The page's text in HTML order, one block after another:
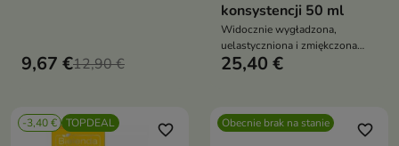
9,67 €12,90 €
konsystencji 50 ml
Widocznie wygładzona,
uelastyczniona i zmiękczona
cera
25,40 €
-3,40 € TOPDEAL favorite_border Obecnie brak na stanie favorite_border